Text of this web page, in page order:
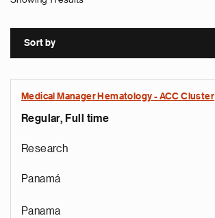
Sort by
Medical Manager Hematology - ACC Cluster
Regular, Full time
Research
Panamá
Panama